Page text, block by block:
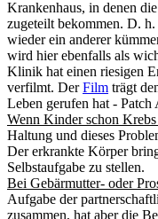
Krankenhaus, in denen
zugeteilt bekommen. D.
wieder ein anderer
wird hier ebenfalls als
Klinik hat einen riesigen
verfilmt. DerFilm trägt
Leben gerufen hat - Patch
Wenn Kinder schon
Haltung und dieses
Der erkrankte Körper
Selbstaufgabe zu stellen.
Bei Gebärmutter- oder
Aufgabe der
zusammen, hat aber die